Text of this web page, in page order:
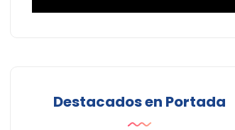
Destacados en Portada